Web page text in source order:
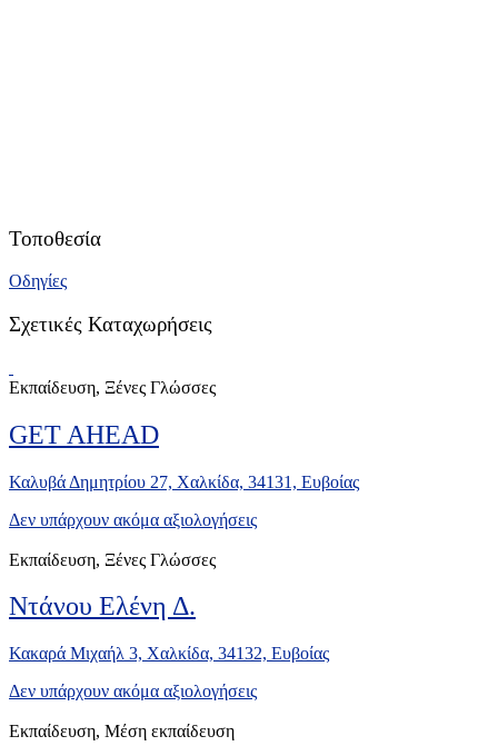
Τοποθεσία
Οδηγίες
Σχετικές Καταχωρήσεις
Εκπαίδευση, Ξένες Γλώσσες
GET AHEAD
Καλυβά Δημητρίου 27, Χαλκίδα, 34131, Ευβοίας
Δεν υπάρχουν ακόμα αξιολογήσεις
Εκπαίδευση, Ξένες Γλώσσες
Ντάνου Ελένη Δ.
Κακαρά Μιχαήλ 3, Χαλκίδα, 34132, Ευβοίας
Δεν υπάρχουν ακόμα αξιολογήσεις
Εκπαίδευση, Μέση εκπαίδευση